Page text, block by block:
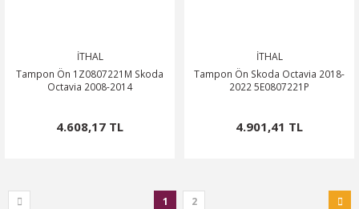
İTHAL
Tampon Ön 1Z0807221M Skoda
Octavia 2008-2014
4.608,17 TL
İTHAL
Tampon Ön Skoda Octavia 2018-
2022 5E0807221P
4.901,41 TL
1 2